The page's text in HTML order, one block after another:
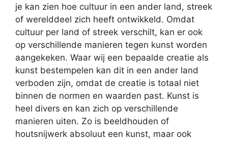
je kan zien hoe cultuur in een ander land, streek
of werelddeel zich heeft ontwikkeld. Omdat
cultuur per land of streek verschilt, kan er ook
op verschillende manieren tegen kunst worden
aangekeken. Waar wij een bepaalde creatie als
kunst bestempelen kan dit in een ander land
verboden zijn, omdat de creatie is totaal niet
binnen de normen en waarden past. Kunst is
heel divers en kan zich op verschillende
manieren uiten. Zo is beeldhouden of
houtsnijwerk absoluut een kunst, maar ook